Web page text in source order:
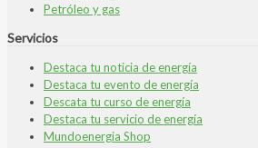
Petróleo y gas
Servicios
Destaca tu noticia de energía
Destaca tu evento de energía
Descata tu curso de energía
Destaca tu servicio de energía
Mundoenergia Shop